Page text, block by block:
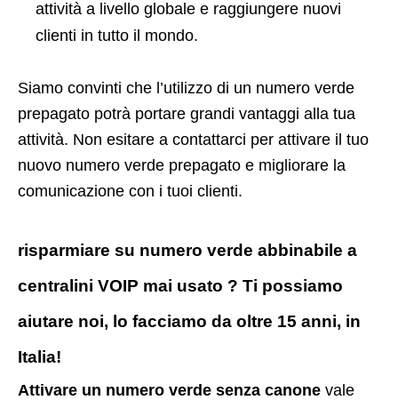
attività a livello globale e raggiungere nuovi
clienti in tutto il mondo.
Siamo convinti che l’utilizzo di un numero verde
prepagato potrà portare grandi vantaggi alla tua
attività. Non esitare a contattarci per attivare il tuo
nuovo numero verde prepagato e migliorare la
comunicazione con i tuoi clienti.
risparmiare su numero verde abbinabile a
centralini VOIP mai usato ? Ti possiamo
aiutare noi, lo facciamo da oltre 15 anni, in
Italia!
Attivare un numero verde senza canone vale